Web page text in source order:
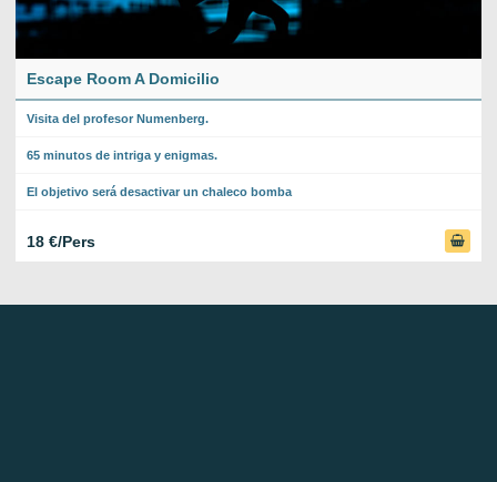
Escape Room A Domicilio
Visita del profesor Numenberg.
65 minutos de intriga y enigmas.
El objetivo será desactivar un chaleco bomba
18 €/Pers